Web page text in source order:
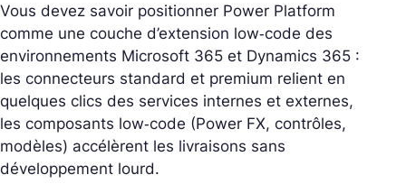
Vous devez savoir positionner Power Platform
comme une couche d’extension low‑code des
environnements Microsoft 365 et Dynamics 365 :
les connecteurs standard et premium relient en
quelques clics des services internes et externes,
les composants low‑code (Power FX, contrôles,
modèles) accélèrent les livraisons sans
développement lourd.